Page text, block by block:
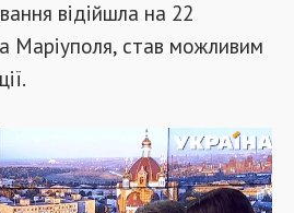
відійшла на 22
Маріуполя, став можливим